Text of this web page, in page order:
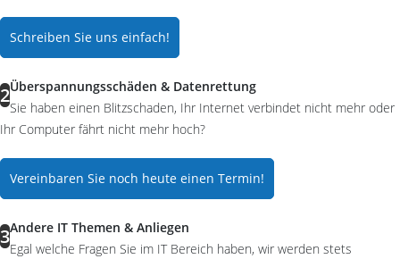
Schreiben Sie uns einfach!
2Überspannungsschäden & Datenrettung
Sie haben einen Blitzschaden, Ihr Internet verbindet nicht mehr oder
Ihr Computer fährt nicht mehr hoch?
Vereinbaren Sie noch heute einen Termin!
3Andere IT Themen & Anliegen
Egal welche Fragen Sie im IT Bereich haben, wir werden stets